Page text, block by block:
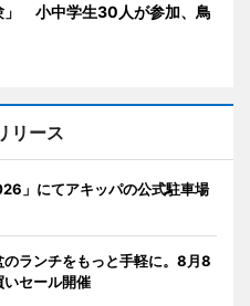
」 小中学生30人が参加、鳥
リース
」にてアキッパの公式駐車場
のランチをもっと手軽に。8月8
いセール開催